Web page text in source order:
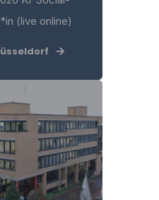
(live online)